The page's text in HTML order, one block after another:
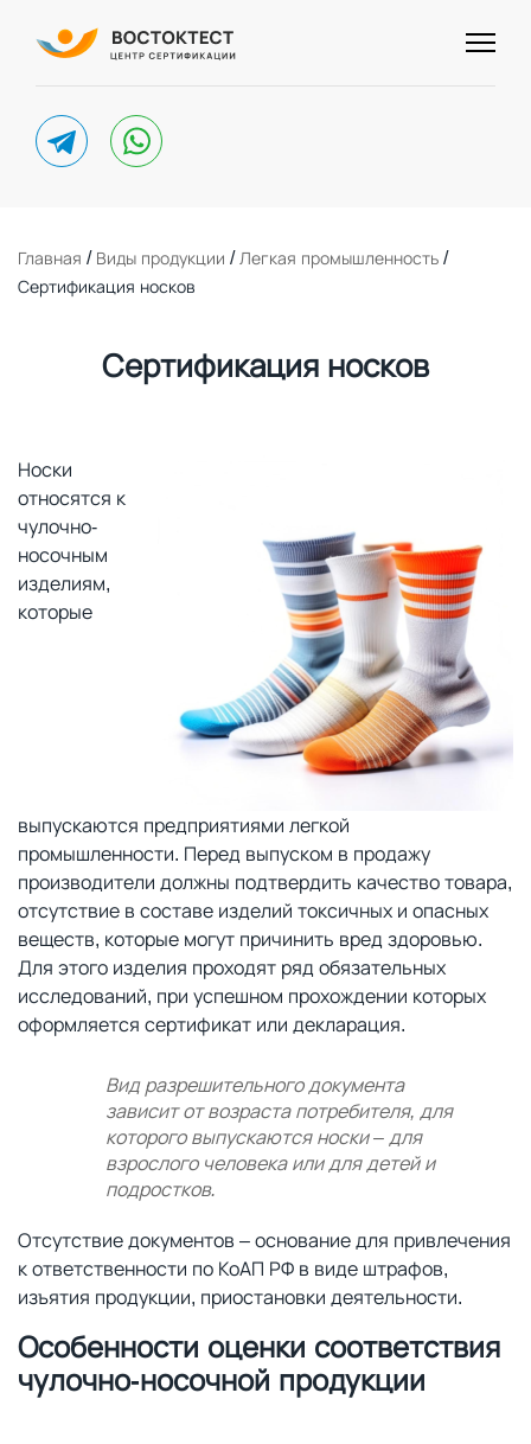
telegram whatsapp
Главная / Виды продукции /Легкая промышленность /
Сертификация носков
Сертификация носков
Носки
относятся к
чулочно-
носочным
изделиям,
которые
выпускаются предприятиями легкой
промышленности. Перед выпуском в продажу
производители должны подтвердить качество товара,
отсутствие в составе изделий токсичных и опасных
веществ, которые могут причинить вред здоровью.
Для этого изделия проходят ряд обязательных
исследований, при успешном прохождении которых
оформляется сертификат или декларация.
Вид разрешительного документа
зависит от возраста потребителя, для
которого выпускаются носки – для
взрослого человека или для детей и
подростков.
Отсутствие документов – основание для привлечения
к ответственности по КоАП РФ в виде штрафов,
изъятия продукции, приостановки деятельности.
Особенности оценки соответствия
чулочно-носочной продукции